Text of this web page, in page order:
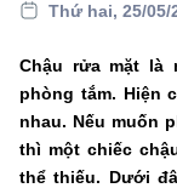
Thứ hai, 25/05/
Chậu rửa mặt là
phòng tắm. Hiện
nhau. Nếu muốn
thì một chiếc
thể thiếu. Dưới